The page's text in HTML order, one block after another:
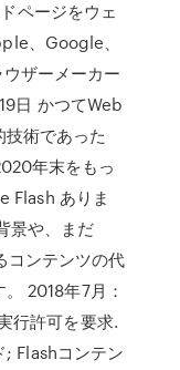
ページをウェ
、Google、
ザーメーカー
日 かつてWeb
術であった
年末をもっ
Flash ありま
景や、まだ
ンテンツの代
2018年7月：
行許可を要求.
Flashコンテン